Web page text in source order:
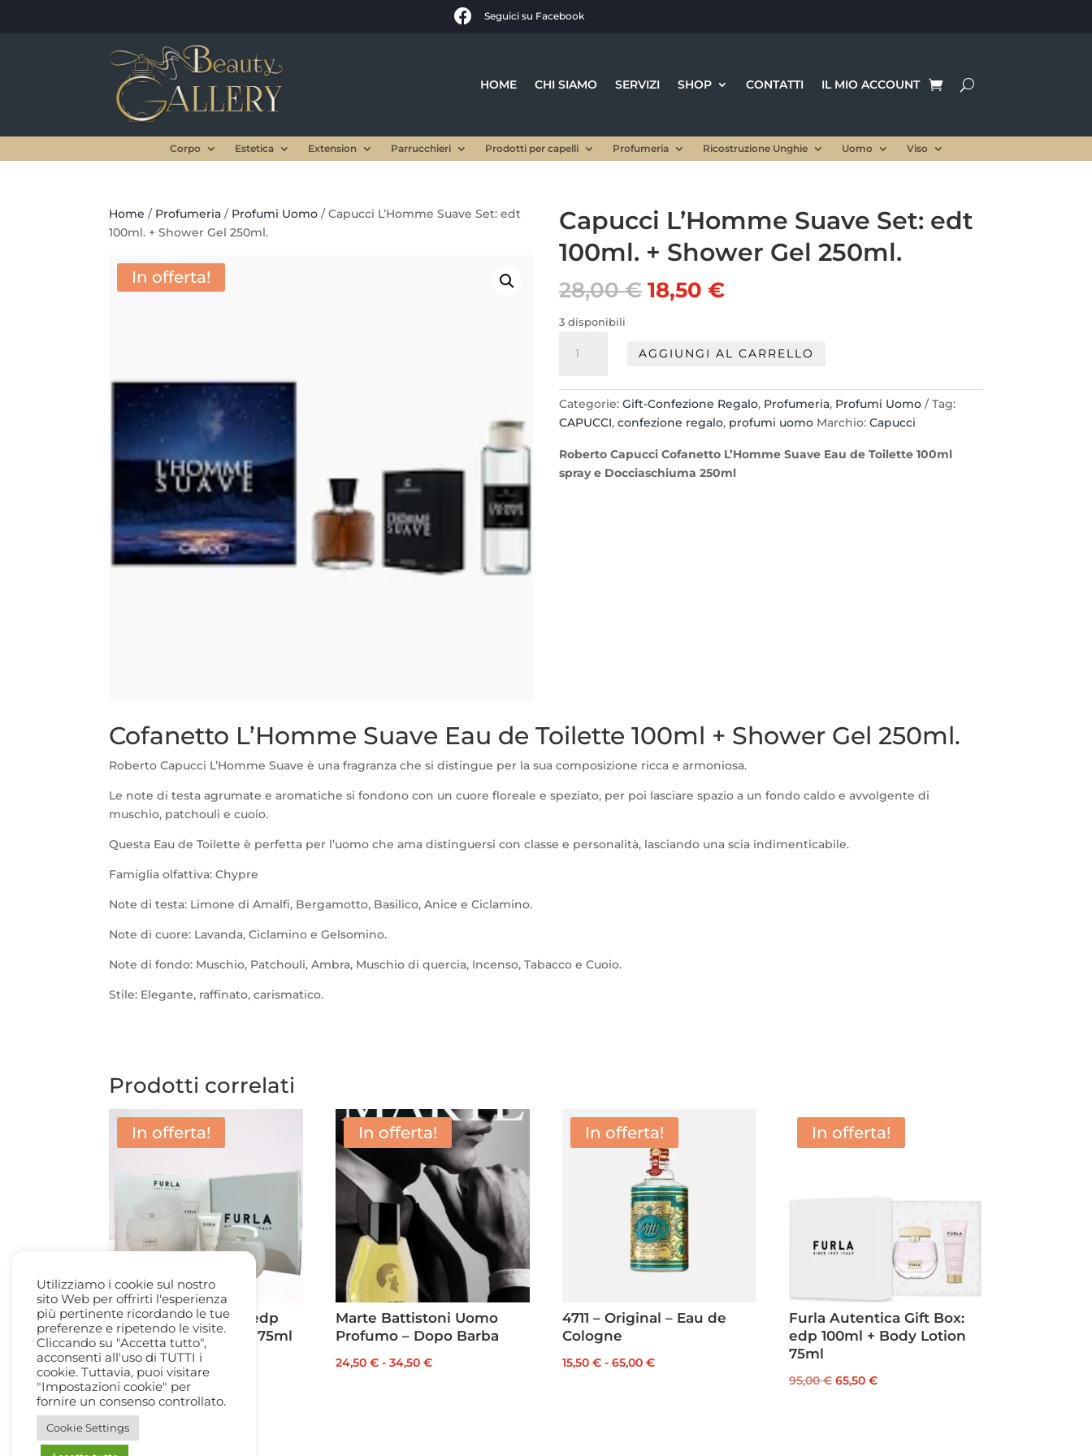
 Seguici su Facebook
HOME CHI SIAMO SERVIZI SHOP CONTATTI IL MIO ACCOUNT
Corpo Estetica Extension Parrucchieri Prodotti per capelli Profumeria Ricostruzione Unghie Uomo Viso
Home / Profumeria / Profumi Uomo / Capucci L’Homme Suave Set: edt
100ml. + Shower Gel 250ml.
In offerta!
Capucci L’Homme Suave Set: edt
100ml. + Shower Gel 250ml.
28,00€ Il
prezzo
era:
28,00 €.
18,50€Il
è:
18,50 €.
3 disponibili
L'Homme
+
Shower
AGGIUNGI AL CARRELLO
Categorie:Gift-Confezione Regalo, Profumeria, Profumi Uomo
Tag:
CAPUCCI,confezione regalo, profumi uomo Marchio:Capucci
Roberto Capucci Cofanetto L’Homme Suave Eau de Toilette 100ml
spray e Docciaschiuma 250ml
Cofanetto L’Homme Suave Eau de Toilette 100ml + Shower Gel 250ml.
Roberto Capucci L’Homme Suave è una fragranza che si distingue per la sua composizione ricca e armoniosa.
Le note di testa agrumate e aromatiche si fondono con un cuore floreale e speziato, per poi lasciare spazio a un fondo caldo e avvolgente di
muschio, patchouli e cuoio.
Questa Eau de Toilette è perfetta per l’uomo che ama distinguersi con classe e personalità, lasciando una scia indimenticabile.
Famiglia olfattiva: Chypre
Note di testa: Limone di Amalfi, Bergamotto, Basilico, Anice e Ciclamino.
Note di cuore: Lavanda, Ciclamino e Gelsomino.
Note di fondo: Muschio, Patchouli, Ambra, Muschio di quercia, Incenso, Tabacco e Cuoio.
Stile: Elegante, raffinato, carismatico.
Prodotti correlati
In offerta!
Furla Pura Gift Box: edp
100ml + Body Lotion 75ml
90,00 €Il
prezzo
originale
62,50 € Il
attuale
In offerta!
Marte Battistoni Uomo
Profumo – Dopo Barba
24,50€ - 34,50€Fascia
In offerta!
4711 – Original – Eau de
Cologne
15,50€ - 65,00€Fascia
In offerta!
Furla Autentica Gift Box:
edp 100ml + Body Lotion
75ml
95,00€ Il
65,50€Il
Utilizziamo i cookie sul nostro
sito Web per offrirti l'esperienza
più pertinente ricordando le tue
preferenze e ripetendo le visite.
Cliccando su "Accetta tutto",
acconsenti all'uso di TUTTI i
cookie. Tuttavia, puoi visitare
"Impostazioni cookie" per
fornire un consenso controllato.
Cookie Settings